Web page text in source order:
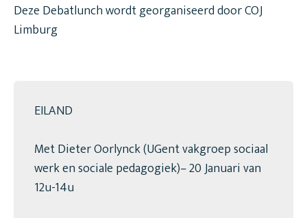
Deze Debatlunch wordt georganiseerd door COJ
Limburg
EILAND
Met Dieter Oorlynck (UGent vakgroep sociaal
werk en sociale pedagogiek)– 20 Januari van
12u-14u